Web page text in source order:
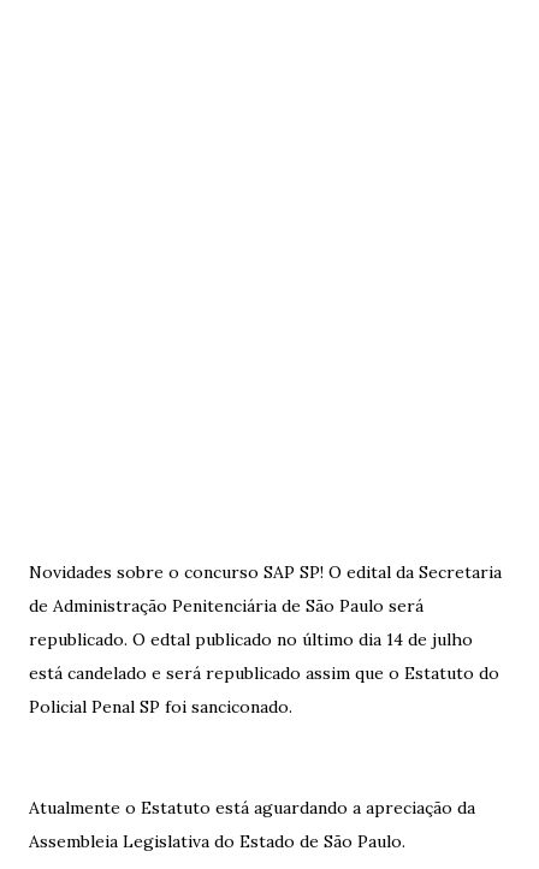
Novidades sobre o concurso SAP SP! O edital da Secretaria
de Administração Penitenciária de São Paulo será
republicado. O edtal publicado no último dia 14 de julho
está candelado e será republicado assim que o Estatuto do
Policial Penal SP foi sanciconado.
Atualmente o Estatuto está aguardando a apreciação da
Assembleia Legislativa do Estado de São Paulo.